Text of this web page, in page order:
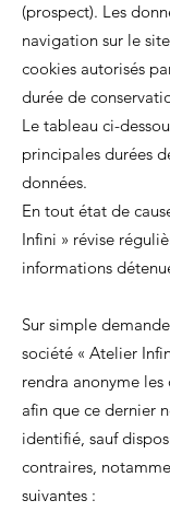
(prospect). Les
navigation sur le
cookies autorisés
durée de
Le tableau ci-
principales durées
données.
En tout état de
Infini » révise
informations
Sur simple
société « Atelier
rendra anonyme
afin que ce dernier
identifié, sauf
contraires,
suivantes :